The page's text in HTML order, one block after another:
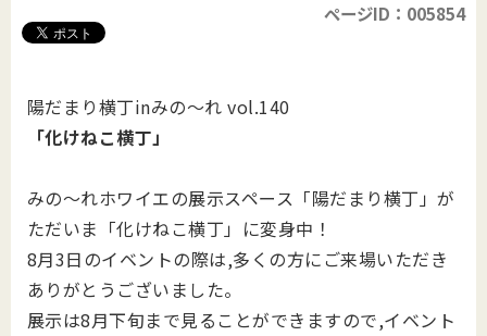
ページID：005854
陽だまり横丁inみの～れ vol.140
「化けねこ横丁」
みの～れホワイエの展示スペース「陽だまり横丁」が
ただいま「化けねこ横丁」に変身中！
8月3日のイベントの際は,多くの方にご来場いただき
ありがとうございました。
展示は8月下旬まで見ることができますので,イベント